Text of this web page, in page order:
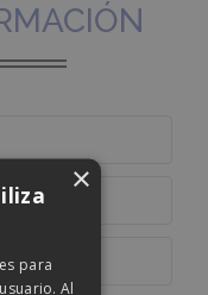
×
para
Al